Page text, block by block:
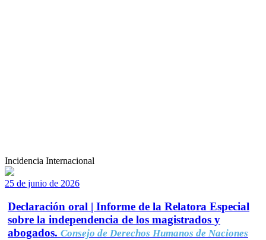
Incidencia Internacional
25 de junio de 2026
Declaración oral | Informe de la Relatora Especial
sobre la independencia de los magistrados y
abogados. Consejo de Derechos Humanos de Naciones